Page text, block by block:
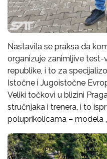
Nastavila se praksa da
organizuje zanimljive test-
republike, i to za
Istočne i Jugoistočne
Veliki točkovi u blizini
stručnjaka i trenera, i to
poluprikolicama – modela